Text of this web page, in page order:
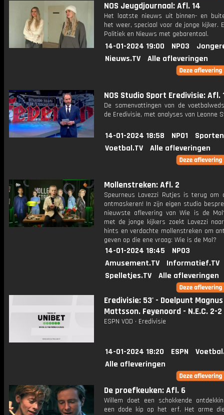
NOS Jeugdjournaal: Afl. 14
Het laatste nieuws uit binnen- en
het weer, speciaal voor de jonge kijker.
Politiek en Nieuws met gebarentaal.
14-01-2024 19:00 NPO3
Nieuws.TV
Alle afleveringen
NOS Studio Sport Eredivisie: Afl.
De samenvattingen van de
de Eredivisie, met analyses van Leonne
14-01-2024 18:58 NPO1
Voetbal.TV
Alle afleveringen
Mollenstreken: Afl. 2
Speurneus Lavezzi Rutjes is terug om
ontmaskeren! In zijn eigen studio
nieuwste aflevering van Wie is de
met de jonge kijkers zoekt Lavezzi
hints en verdachte mollenstreken om
geven op die ene vraag: Wie is de Mol?
14-01-2024 18:45
NPO3
Amusement.TV
Informatief.TV
Spelletjes.TV
Alle afleveringen
Eredivisie: 53' - Doelpunt Magnus
Mattsson. Feyenoord - N.E.C. 2-2
ESPN VOD • Eredivisie
14-01-2024 18:20 ESPN
Alle afleveringen
De proefkeuken: Afl. 6
Willem doet een schokkende
een dode kip op het erf. Het arme